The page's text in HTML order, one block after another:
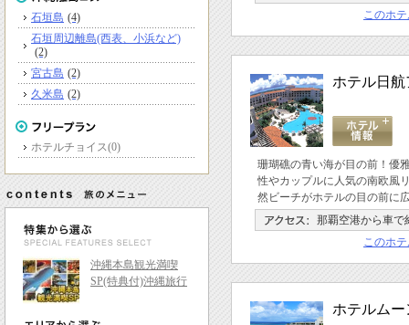
このホ
ホテル日
珊瑚礁の青い海が目の前！優
性やカップルに人気の南欧風
然ビーチがホテルの目の前に
那覇空港から車で
このホ
ホテルム
石垣島 (4)
石垣周辺離島(西表、小浜など)
(2)
宮古島 (2)
久米島 (2)
ホテルチョイス(0)
沖縄本島観光満喫
SP(特典付)沖縄旅行